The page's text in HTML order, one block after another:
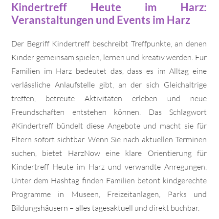
Kindertreff Heute im Harz:
Veranstaltungen und Events im Harz
Der Begriff Kindertreff beschreibt Treffpunkte, an denen
Kinder gemeinsam spielen, lernen und kreativ werden. Für
Familien im Harz bedeutet das, dass es im Alltag eine
verlässliche Anlaufstelle gibt, an der sich Gleichaltrige
treffen, betreute Aktivitäten erleben und neue
Freundschaften entstehen können. Das Schlagwort
#Kindertreff bündelt diese Angebote und macht sie für
Eltern sofort sichtbar. Wenn Sie nach aktuellen Terminen
suchen, bietet HarzNow eine klare Orientierung für
Kindertreff Heute im Harz und verwandte Anregungen.
Unter dem Hashtag finden Familien betont kindgerechte
Programme in Museen, Freizeitanlagen, Parks und
Bildungshäusern – alles tagesaktuell und direkt buchbar.